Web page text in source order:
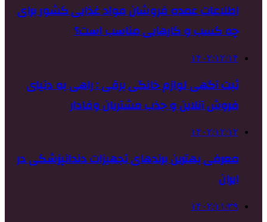
اطلاعات عمده فروشان مواد غذایی کشور برای
چه کسب و کارهایی مناسب است؟
۱۴۰۲/۱۲/۱۴
ثبت آگهی لوازم خانگی برقی : راهی به دنیای
فروش آنلاین و جذب مشتریان وفادار
۱۴۰۲/۱۲/۱۲
معرفی بهترین برندهای تجهیزات دندانپزشکی در
ایران
۱۴۰۲/۱۱/۲۹